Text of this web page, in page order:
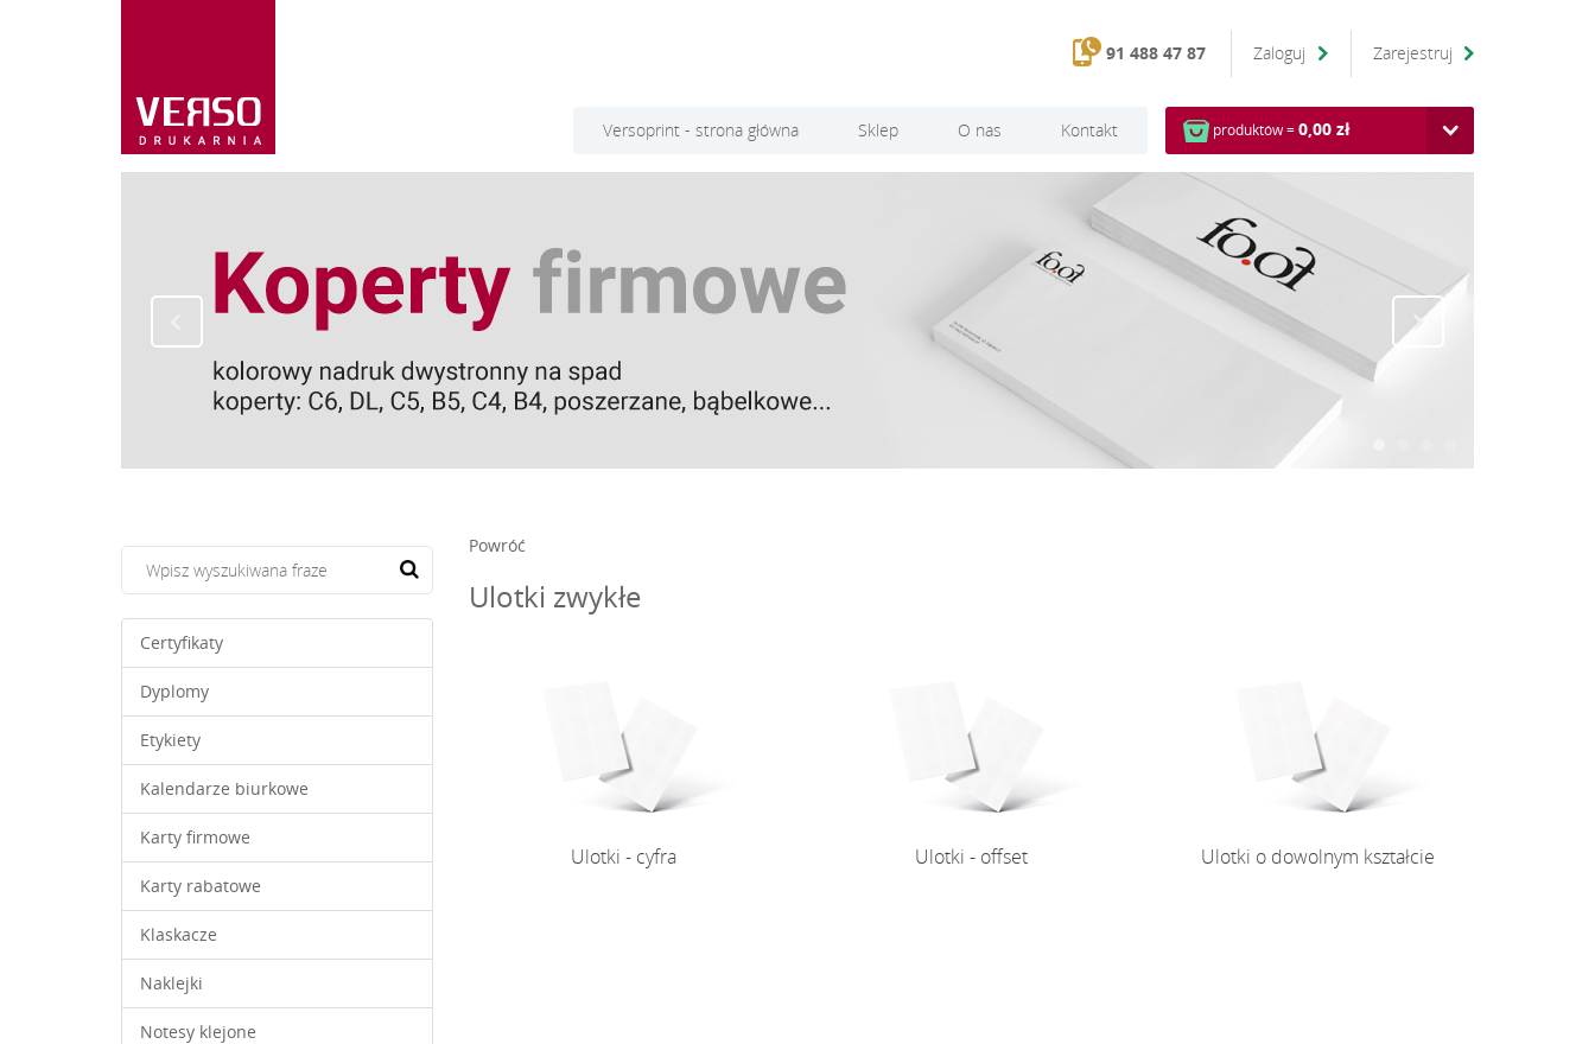
91 488 47 87 Zaloguj Zarejestruj
produktów =0,00 zł
Versoprint - strona główna Sklep O nas Kontakt
Certyfikaty
Dyplomy
Etykiety
Kalendarze biurkowe
Karty firmowe
Karty rabatowe
Klaskacze
Naklejki
Notesy klejone
Powróć
Ulotki zwykłe
Ulotki - cyfra
Ulotki - cyfra Ulotki - offset
Ulotki - offset Ulotki o dowolnym kształcie
Ulotki o dowolnym kształcie